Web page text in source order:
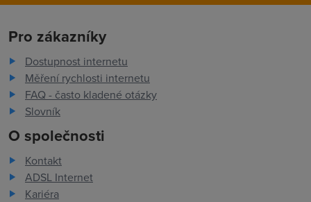
Pro zákazníky
Dostupnost internetu
Měření rychlosti internetu
FAQ - často kladené otázky
Slovník
O společnosti
Kontakt
ADSL Internet
Kariéra